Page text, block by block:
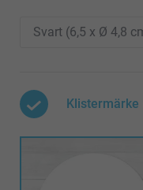
Klistermärke